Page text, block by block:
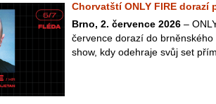
Chorvatští ONLY FIRE dorazí
Brno, 2. července 2026 –
července dorazí do
show, kdy odehraje svůj set